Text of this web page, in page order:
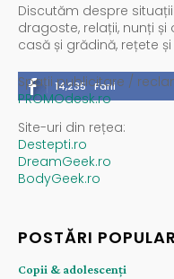
Discutăm despre
dragoste, relații, nunți
casă și grădină, rețete
14,235 Fani
Spații publicitare /
PROMOdesk.ro
Site-uri din rețea:
Destepti.ro
DreamGeek.ro
BodyGeek.ro
POSTĂRI
Copii & adolescenți